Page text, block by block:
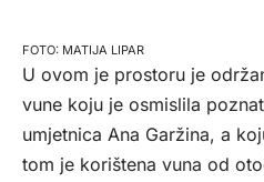
MATIJA LIPAR
U ovom je prostoru je
vune koju je osmislila
umjetnica Ana Garžina, a
tom je korištena vuna od